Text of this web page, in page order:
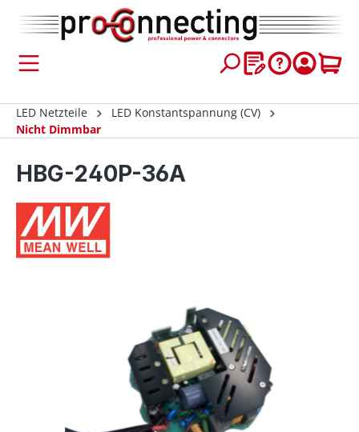
springen
LED Netzteile
LED Konstantspannung (CV)
Nicht Dimmbar
HBG-240P-36A